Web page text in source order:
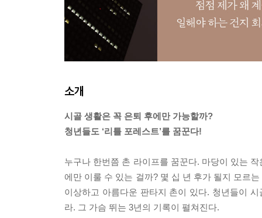
소개
시골 생활은 꼭 은퇴 후에만 가능할까?
청년들도 ‘리틀 포레스트’를 꿈꾼다!
누구나 한번쯤 촌 라이프를 꿈꾼다. 마당이 있는
에만 이룰 수 있는 걸까? 몇 십 년 후가 될지 모르
이상하고 아름다운 판타지 촌이 있다. 청년들이
라. 그 가슴 뛰는 3년의 기록이 펼쳐진다.